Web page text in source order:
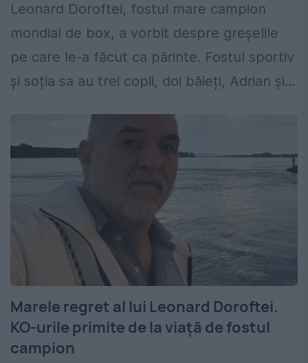
Leonard Doroftei, fostul mare campion
mondial de box, a vorbit despre greșelile
pe care le-a făcut ca părinte. Fostul sportiv
și soția sa au trei copii, doi băieți, Adrian și...
Marele regret al lui Leonard Doroftei.
KO-urile primite de la viață de fostul
campion